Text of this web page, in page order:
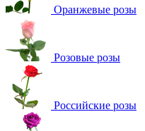
Оранжевые розы
Розовые розы
Российские розы